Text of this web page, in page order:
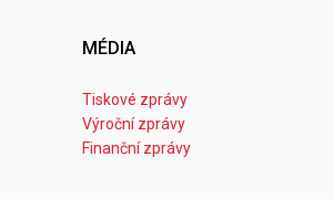
MÉDIA
Tiskové zprávy
Výroční zprávy
Finanční zprávy